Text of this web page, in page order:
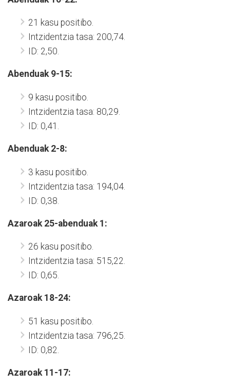
21 kasu positibo.
Intzidentzia tasa: 200,74.
ID: 2,50.
Abenduak 9-15:
9 kasu positibo.
Intzidentzia tasa: 80,29.
ID: 0,41.
Abenduak 2-8:
3 kasu positibo.
Intzidentzia tasa: 194,04.
ID: 0,38.
Azaroak 25-abenduak 1:
26 kasu positibo.
Intzidentzia tasa: 515,22.
ID: 0,65.
Azaroak 18-24:
51 kasu positibo.
Intzidentzia tasa: 796,25.
ID: 0,82.
Azaroak 11-17: